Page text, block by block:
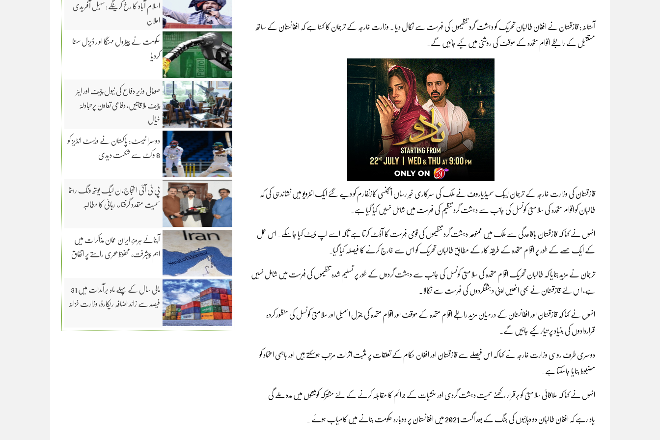
آستانہ: قازقستان نے افغان طالبان تحریک کو دہشت گرد تنظیموں کی فہرست سے نکال دیا ۔ وزارت خارجہ کے ترجمان کا کہنا ہے کہ افغانستان کے ساتھ
مستقبل کے رابطے اقوام متحدہ کے موقف کی روشنی میں کیے جائیں گے۔
قازقستان کی وزارت خارجہ کے ترجمان ایبک سمیڈیاروف نے ملک کی سرکاری خبر رساں ایجنسی کازنفارم کو دیے گئے ایک انٹرویو میں نشاندہی کی کہ
طالبان کو اقوام متحدہ کی سلامتی کونسل کی جانب سے دہشت گرد تنظیم کی فہرست میں شامل نہیں کیا گیا ہے۔
انہوں نے کہا کہ قازقستان باقاعدگی سے ملک میں ممنوعہ دہشت گرد تنظیموں کی قومی فہرست کا آڈٹ کرتا ہے تاکہ اسے اپ ڈیٹ کیا جاسکے۔ اس عمل
کے ایک حصے کے طور پر اقوام متحدہ کے طریقہ کار کے مطابق طالبان تحریک کو اس سے خارج کرنے کا فیصلہ کیا گیا۔
ترجمان نے مزید بتایا کہ طالبان تحریک اقوام متحدہ کی سلامتی کونسل کی جانب سے دہشت گردوں کے طور پر تسلیم شدہ تنظیموں کی فہرست میں شامل نہیں
ہے، اس لئے قازقستان نے بھی انھیں اپنی دہشتگردوں کی فہرست سے نکالا۔
انہوں نے کہا کہ قازقستان اور افغانستان کے درمیان مزید رابطے اقوام متحدہ کے موقف اور اقوام متحدہ کی جنرل اسمبلی اور سلامتی کونسل کی منظور کردہ
قراردادوں کی بنیاد پر تیار کیے جائیں گے۔
دوسری طرف روسی وزارت خارجہ نے کہا کہ اس فیصلے سے قازقستان اور افغان حکام کے تعلقات پر مثبت اثرات مرتب ہوسکتے ہیں اور باہمی اعتماد کو
مضبوط بنایا جاسکتا ہے۔
انہوں نے کہا کہ علاقائی سلامتی کو برقرار رکھنے سمیت دہشت گردی اور منشیات کے جرائم کا مقابلہ کرنے کے لئے مشترکہ کوششوں میں مدد ملے گی۔
یاد رہے کہ افغان طالبان دو دہائیوں کی جنگ کے بعد اگست 2021 میں افغانستان پر دوبارہ حکومت بنانے میں کامیاب ہوئے ۔
اسلام آباد کا رخ کرینگے: سہیل آفریدی
اعلان
حکومت نے پیٹرول مہنگا او ر ڈیزل سستا
کردیا
صومالی وزیرِ دفاع کی نیول چیف اور ایئر
چیف ملاقاتیں، دفاعی تعاون پر تبادلۂ
خیال
دوسرا ٹیسٹ: پاکستان نے ویسٹ انڈیز کو
8 وکٹ سے شکست دیدی
پی ٹی آئی احتجاج، ن لیگ یوتھ ونگ رہنما
سمیت متعدد گرفتار، رہائی کا مطالبہ
آبنائے ہرمز، ایران عمان مذاکرات میں
اہم پیشرفت، محفوظ بحری راستے پر اتفاق
مالی سال کے پہلے ماہ برآمدات میں 31
فیصد سے زائد اضافہ ریکارڈ، وزارت خزانہ